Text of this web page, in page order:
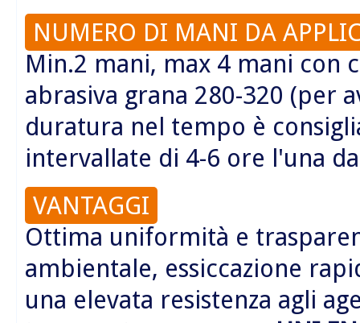
NUMERO DI MANI DA
Min.2 mani, max 4 mani con
abrasiva grana 280-320 (per
duratura nel tempo è
intervallate di 4-6 ore l'una
VANTAGGI
Ottima uniformità e
ambientale, essiccazione
una elevata resistenza agli